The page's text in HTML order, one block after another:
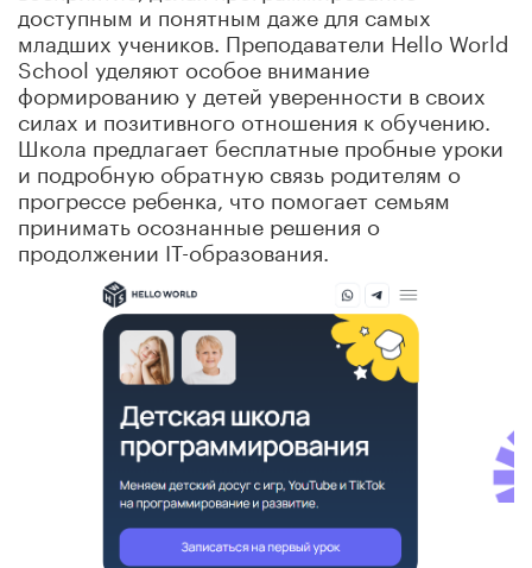
доступным и понятным даже для самых
младших учеников. Преподаватели Hello World
School уделяют особое внимание
формированию у детей уверенности в своих
силах и позитивного отношения к обучению.
Школа предлагает бесплатные пробные уроки
и подробную обратную связь родителям о
прогрессе ребенка, что помогает семьям
принимать осознанные решения о
продолжении IT-образования.